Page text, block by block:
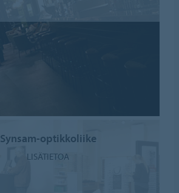
Synsam-optikkoliike
LISÄTIETOA